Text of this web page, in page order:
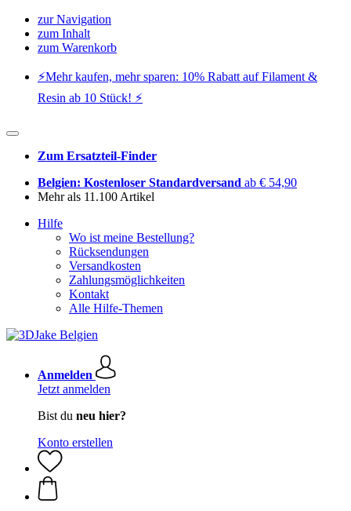
zur Navigation
zum Inhalt
zum Warenkorb
⚡️Mehr kaufen, mehr sparen: 10% Rabatt auf Filament &
Resin ab 10 Stück! ⚡️
Zum Ersatzteil-Finder
Belgien: Kostenloser Standardversand ab € 54,90
Mehr als 11.100 Artikel
Hilfe
Wo ist meine Bestellung?
Rücksendungen
Versandkosten
Zahlungsmöglichkeiten
Kontakt
Alle Hilfe-Themen
Anmelden
Jetzt anmelden
Bist du neu hier?
Konto erstellen